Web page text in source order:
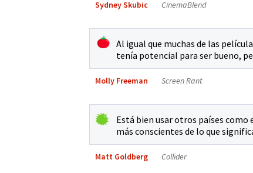
Sydney Skubic CinemaBlend
Al igual que muchas de las
tenía potencial para ser bueno,
Molly Freeman Screen Rant
Está bien usar otros países como
más conscientes de lo que
Matt Goldberg Collider